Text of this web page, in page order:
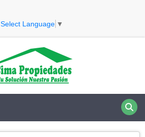
Select Language ▼